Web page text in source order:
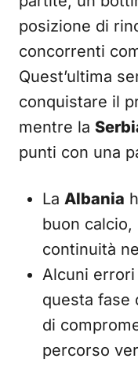
posizione di
concorrenti
Quest’ultima
conquistare il
mentre la
punti con una
La Albania
buon calcio,
continuità
Alcuni
questa fase
di
percorso